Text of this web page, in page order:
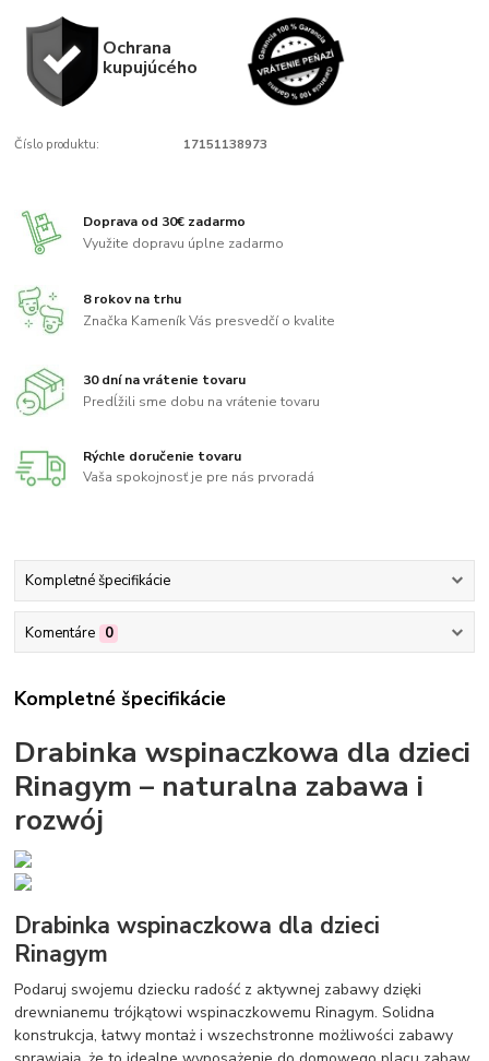
Ochrana
kupujúcého
Číslo produktu: 17151138973
Doprava od 30€ zadarmo
Využite dopravu úplne zadarmo
8 rokov na trhu
Značka Kameník Vás presvedčí o kvalite
30 dní na vrátenie tovaru
Predĺžili sme dobu na vrátenie tovaru
Rýchle doručenie tovaru
Vaša spokojnosť je pre nás prvoradá
Kompletné špecifikácie
Komentáre 0
Kompletné špecifikácie
Drabinka wspinaczkowa dla dzieci
Rinagym – naturalna zabawa i
rozwój
Drabinka wspinaczkowa dla dzieci
Rinagym
Podaruj swojemu dziecku radość z aktywnej zabawy dzięki
drewnianemu trójkątowi wspinaczkowemu Rinagym. Solidna
konstrukcja, łatwy montaż i wszechstronne możliwości zabawy